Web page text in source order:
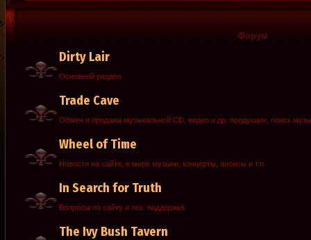
Форум
Dirty Lair
Основной раздел
Trade Cave
Обмен и продажа музыкальной CD, видео и др. продукции, поиск
Wheel of Time
Новости на сайте, в мире музыки, концерты, анонсы и т.п.
In Search for Truth
Вопросы по сайту и тех. поддержка
The Ivy Bush Tavern